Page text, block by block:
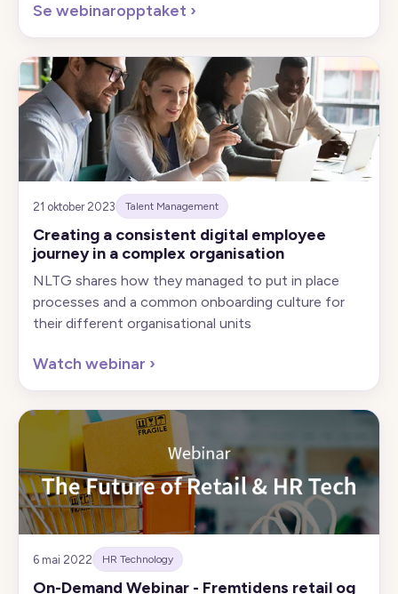
Se webinaropptaket ›
21 oktober 2023 Talent Management
Creating a consistent digital employee
journey in a complex organisation
NLTG shares how they managed to put in place
processes and a common onboarding culture for
their different organisational units
Watch webinar ›
6 mai 2022 HR Technology
On-Demand Webinar - Fremtidens retail og